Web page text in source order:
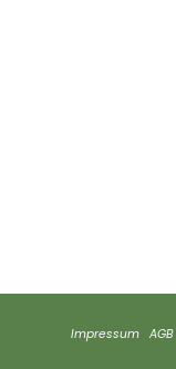
Impressum AGB